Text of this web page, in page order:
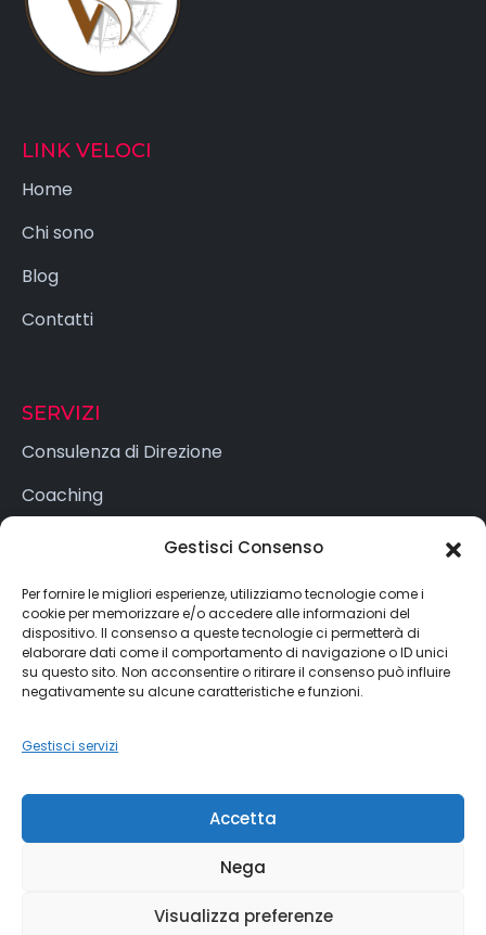
Gestisci Consenso
Per fornire le migliori esperienze, utilizziamo tecnologie come i
cookie per memorizzare e/o accedere alle informazioni del
dispositivo. Il consenso a queste tecnologie ci permetterà di
elaborare dati come il comportamento di navigazione o ID unici
su questo sito. Non acconsentire o ritirare il consenso può influire
negativamente su alcune caratteristiche e funzioni.
Gestisci servizi
Accetta
Nega
Visualizza preferenze
LINK VELOCI
Home
Chi sono
Blog
Contatti
SERVIZI
Consulenza di Direzione
Coaching
LEGAL
Cookie Policy (UE)
Imprint
© 2026. Veronica Spinella - IT12006930965